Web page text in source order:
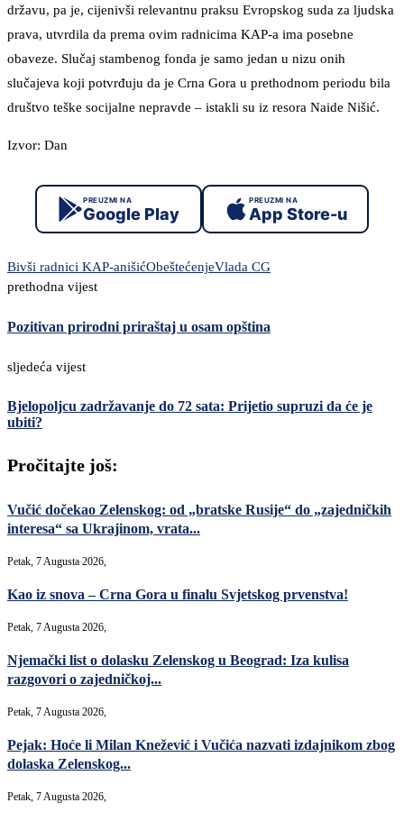
državu, pa je, cijenivši relevantnu praksu Evropskog suda za ljudska
prava, utvrdila da prema ovim radnicima KAP-a ima posebne
obaveze. Slučaj stambenog fonda je samo jedan u nizu onih
slučajeva koji potvrđuju da je Crna Gora u prethodnom periodu bila
društvo teške socijalne nepravde – istakli su iz resora Naide Nišić.
Izvor: Dan
PREUZMI NA
Google Play
PREUZMI NA
App Store-u
Bivši radnici KAP-anišićObeštećenjeVlada CG
prethodna vijest
Pozitivan prirodni priraštaj u osam opština
sljedeća vijest
Bjelopoljcu zadržavanje do 72 sata: Prijetio supruzi da će je
ubiti?
Pročitajte još:
Vučić dočekao Zelenskog: od „bratske Rusije“ do „zajedničkih
interesa“ sa Ukrajinom, vrata...
Petak, 7 Augusta 2026,
Kao iz snova – Crna Gora u finalu Svjetskog prvenstva!
Petak, 7 Augusta 2026,
Njemački list o dolasku Zelenskog u Beograd: Iza kulisa
razgovori o zajedničkoj...
Petak, 7 Augusta 2026,
Pejak: Hoće li Milan Knežević i Vučića nazvati izdajnikom zbog
dolaska Zelenskog...
Petak, 7 Augusta 2026,